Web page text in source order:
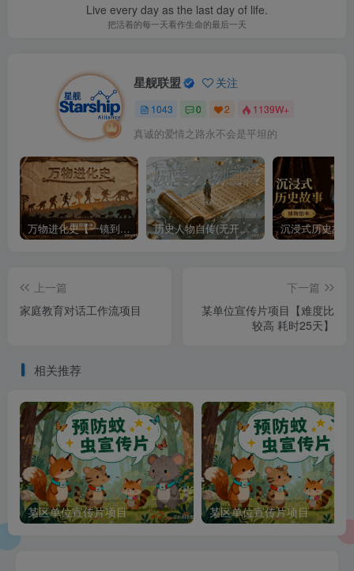
Live every day as the last day of life.
把活着的每一天看作生命的最后一天
星舰联盟 关注
1043 0 2 1139W+
真诚的爱情之路永不会是平坦的
万物进化史【一镜到底】 历史人物自传(无开头模板)
上一篇
家庭教育对话工作流项目
下一篇
某单位宣传片项目【难度比
较高 耗时25天】
相关推荐
某区单位宣传片项目 某区单位宣传片项目